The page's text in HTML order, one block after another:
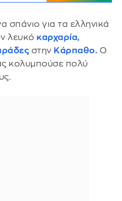
σπάνιο για τα ελληνικά
λευκό καρχαρία,
στην Κάρπαθο. Ο
κολυμπούσε πολύ